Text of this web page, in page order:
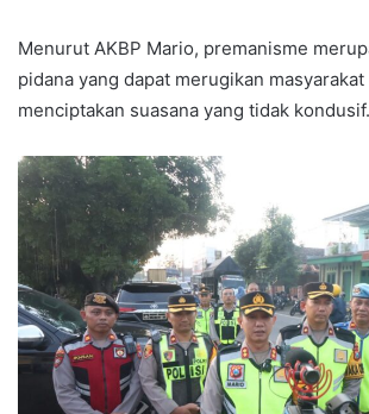
Menurut AKBP Mario, premanisme
pidana yang dapat merugikan
menciptakan suasana yang tidak kondusif.